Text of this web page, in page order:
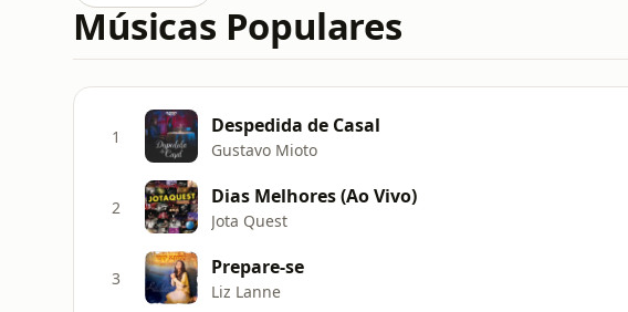
Músicas Populares
1 Despedida de Casal
Gustavo Mioto
2 Dias Melhores (Ao Vivo)
Jota Quest
3 Prepare-se
Liz Lanne